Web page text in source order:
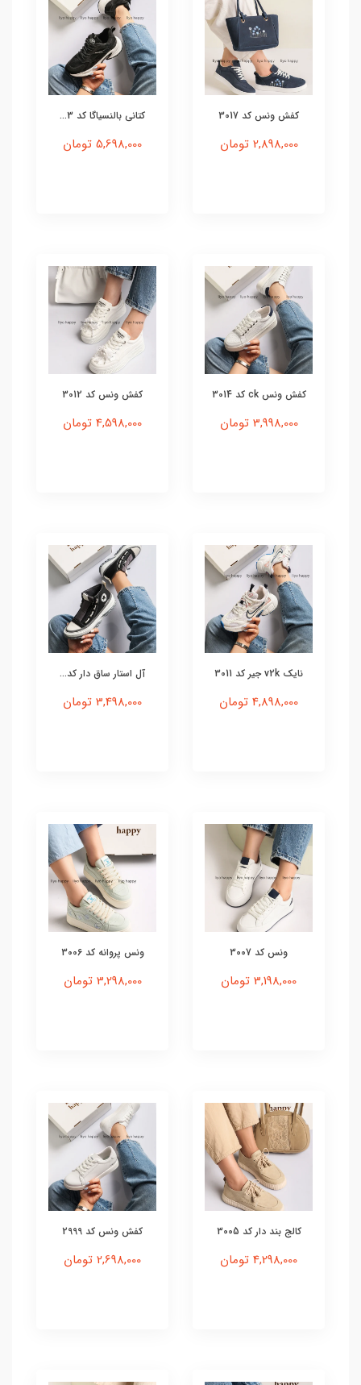
کفش ونس کد 3017
2,898,000 تومان
کتانی بالنسیاگا کد 3...
5,698,000 تومان
کفش ونس ck کد 3014
3,998,000 تومان
کفش ونس کد 3012
4,598,000 تومان
نایک v2k جیر کد 3011
4,898,000 تومان
آل استار ساق دار کد...
3,498,000 تومان
ونس کد 3007
3,198,000 تومان
ونس پروانه کد 3006
3,298,000 تومان
کالج بند دار کد 3005
4,298,000 تومان
کفش ونس کد 2999
2,698,000 تومان